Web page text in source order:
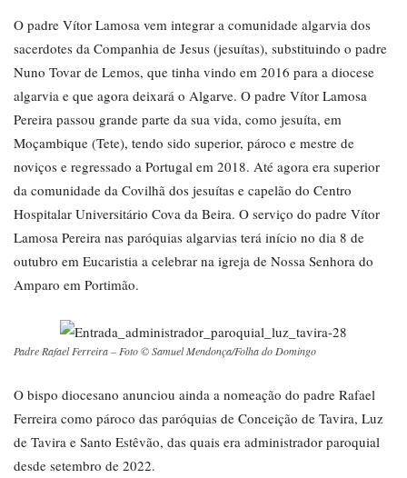
O padre Vítor Lamosa vem integrar a comunidade algarvia dos
sacerdotes da Companhia de Jesus (jesuítas), substituindo o padre
Nuno Tovar de Lemos, que tinha vindo em 2016 para a diocese
algarvia e que agora deixará o Algarve. O padre Vítor Lamosa
Pereira passou grande parte da sua vida, como jesuíta, em
Moçambique (Tete), tendo sido superior, pároco e mestre de
noviços e regressado a Portugal em 2018. Até agora era superior
da comunidade da Covilhã dos jesuítas e capelão do Centro
Hospitalar Universitário Cova da Beira. O serviço do padre Vítor
Lamosa Pereira nas paróquias algarvias terá início no dia 8 de
outubro em Eucaristia a celebrar na igreja de Nossa Senhora do
Amparo em Portimão.
Padre Rafael Ferreira – Foto © Samuel Mendonça/Folha do Domingo
O bispo diocesano anunciou ainda a nomeação do padre Rafael
Ferreira como pároco das paróquias de Conceição de Tavira, Luz
de Tavira e Santo Estêvão, das quais era administrador paroquial
desde setembro de 2022.